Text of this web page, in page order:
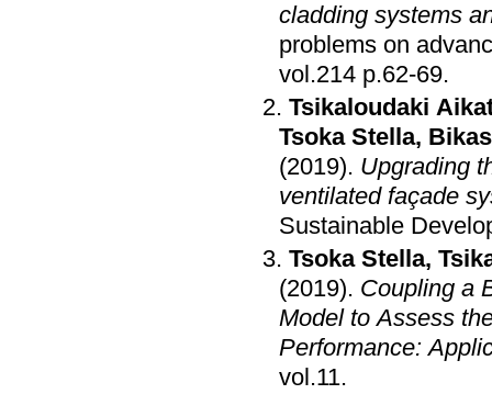
cladding systems
problems on
vol.214 p.62-69.
Tsikaloudaki
Tsoka Stella,
(2019). Upgrading
ventilated façade
Sustainable
Tsoka Stella,
(2019). Coupling a
Model to Assess
Performance:
vol.11.